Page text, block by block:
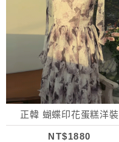
正韓 蝴蝶印花蛋糕洋裝
NT$1880